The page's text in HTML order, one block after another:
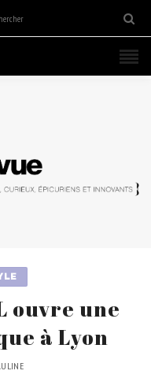
ouvre une
à Lyon